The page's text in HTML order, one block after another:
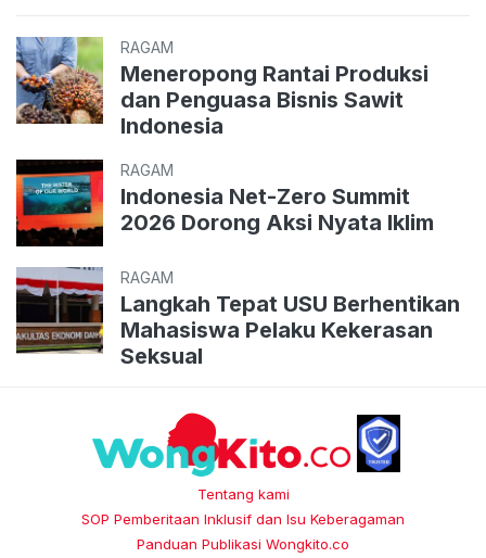
RAGAM
Meneropong Rantai Produksi
dan Penguasa Bisnis Sawit
Indonesia
RAGAM
Indonesia Net-Zero Summit
2026 Dorong Aksi Nyata Iklim
RAGAM
Langkah Tepat USU Berhentikan
Mahasiswa Pelaku Kekerasan
Seksual
Tentang kami
SOP Pemberitaan Inklusif dan Isu Keberagaman
Panduan Publikasi Wongkito.co